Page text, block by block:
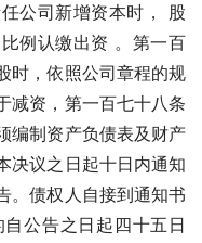
公司新增资本时， 股
例认缴出资 。第一百
时，依照公司章程的规
减资，第一百七十八条
编制资产负债表及财产
决议之日起十日内通知
。债权人自接到通知书
公告之日起四十五日